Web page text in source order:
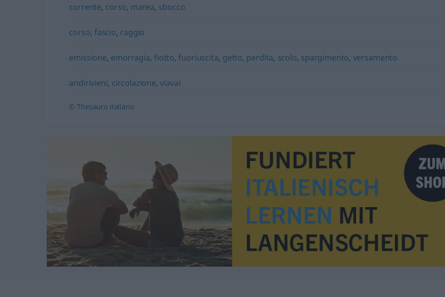
corrente, corso, marea, sbocco
corso, fascio, raggio
emissione, emorragia,fiotto,fuoriuscita, getto, perdita, scolo, spargimento, versamento
andirivieni, circolazione,viavai
© Thesauro italiano